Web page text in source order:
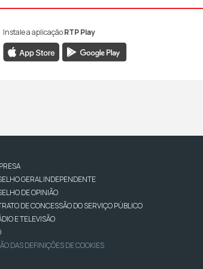
Antena 1
RTP Antena 1
da RTP Antena 1
Instale a aplicaçãoRTP Play
GERAL INDEPENDENTE
DE OPINIÃO
DE CONCESSÃO DO SERVIÇO PÚBLICO
E TELEVISÃO
DAS DEFINIÇÕES DE COOKIES